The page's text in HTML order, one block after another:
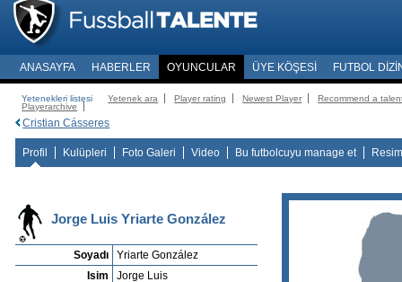
ANASAYFA HABERLER OYUNCULAR ÜYE KÖŞESI FUTBOL
Yetenekleri listesi Yetenek ara Player rating Newest Player
Recommend a
Playerarchive
Cristian Cásseres
Profil Kulüpleri Foto Galeri Video Bu futbolcuyu manage et
Jorge Luis Yriarte González
Soyadı
Yriarte González
Isim
Jorge Luis